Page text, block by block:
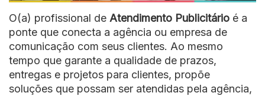
O(a) profissional de Atendimento Publicitário é a
ponte que conecta a agência ou empresa de
comunicação com seus clientes. Ao mesmo
tempo que garante a qualidade de prazos,
entregas e projetos para clientes, propõe
soluções que possam ser atendidas pela agência,